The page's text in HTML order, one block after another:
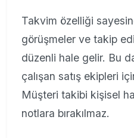
Takvim özelliği
görüşmeler ve takip
düzenli hale gelir. Bu
çalışan satış ekipleri
Müşteri takibi kişisel
notlara bırakılmaz.